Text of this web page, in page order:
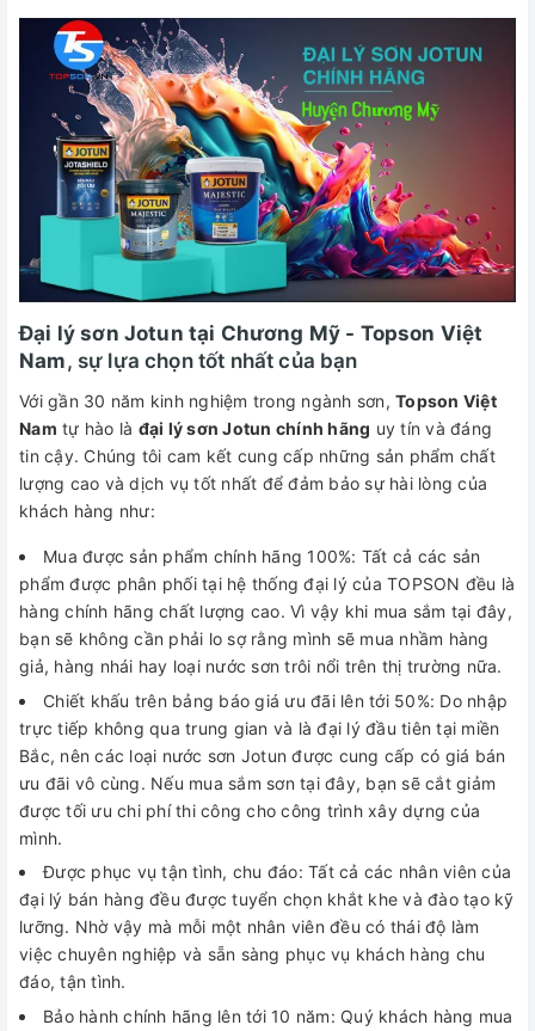
Đại lý sơn Jotun tại Chương Mỹ - Topson Việt
Nam, sự lựa chọn tốt nhất của bạn
Với gần 30 năm kinh nghiệm trong ngành sơn, Topson Việt
Nam tự hào là đại lý sơn Jotun chính hãng uy tín và đáng
tin cậy. Chúng tôi cam kết cung cấp những sản phẩm chất
lượng cao và dịch vụ tốt nhất để đảm bảo sự hài lòng của
khách hàng như:
Mua được sản phẩm chính hãng 100%: Tất cả các sản
phẩm được phân phối tại hệ thống đại lý của TOPSON đều là
hàng chính hãng chất lượng cao. Vì vậy khi mua sắm tại đây,
bạn sẽ không cần phải lo sợ rằng mình sẽ mua nhầm hàng
giả, hàng nhái hay loại nước sơn trôi nổi trên thị trường nữa.
Chiết khấu trên bảng báo giá ưu đãi lên tới 50%: Do nhập
trực tiếp không qua trung gian và là đại lý đầu tiên tại miền
Bắc, nên các loại nước sơn Jotun được cung cấp có giá bán
ưu đãi vô cùng. Nếu mua sắm sơn tại đây, bạn sẽ cắt giảm
được tối ưu chi phí thi công cho công trình xây dựng của
mình.
Được phục vụ tận tình, chu đáo: Tất cả các nhân viên của
đại lý bán hàng đều được tuyển chọn khắt khe và đào tạo kỹ
lưỡng. Nhờ vậy mà mỗi một nhân viên đều có thái độ làm
việc chuyên nghiệp và sẵn sàng phục vụ khách hàng chu
đáo, tận tình.
Bảo hành chính hãng lên tới 10 năm: Quý khách hàng mua